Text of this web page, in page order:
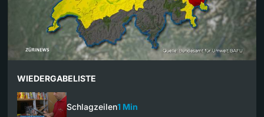
WIEDERGABELISTE
Schlagzeilen1 Min